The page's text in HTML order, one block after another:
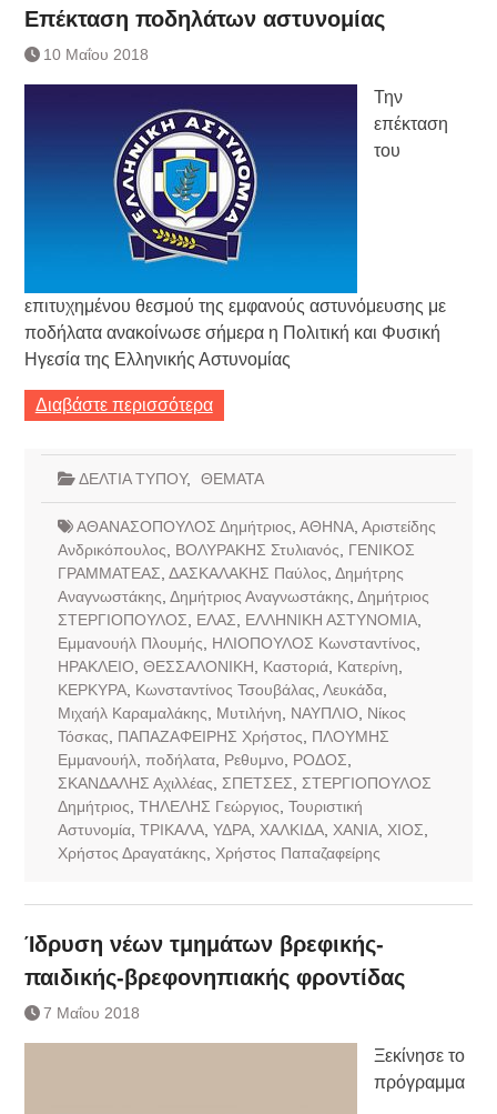
Επέκταση ποδηλάτων αστυνομίας
10 Μαΐου 2018
Την
επέκταση
του
επιτυχημένου θεσμού της εμφανούς αστυνόμευσης με
ποδήλατα ανακοίνωσε σήμερα η Πολιτική και Φυσική
Ηγεσία της Ελληνικής Αστυνομίας
Διαβάστε περισσότερα
ΔΕΛΤΙΑ ΤΥΠΟΥ, ΘΕΜΑΤΑ
ΑΘΑΝΑΣΟΠΟΥΛΟΣ Δημήτριος ΑΘΗΝΑ, Αριστείδης
Ανδρικόπουλος
ΒΟΛΥΡΑΚΗΣ Στυλιανός
ΓΕΝΙΚΟΣ
ΓΡΑΜΜΑΤΕΑΣ ΔΑΣΚΑΛΑΚΗΣ Παύλος Δημήτρης
Αναγνωστάκης Δημήτριος Αναγνωστάκης Δημήτριος
ΣΤΕΡΓΙΟΠΟΥΛΟΣ
ΕΛΑΣ ΕΛΛΗΝΙΚΗ ΑΣΤΥΝΟΜΙΑ,
Εμμανουήλ Πλουμής
ΗΛΙΟΠΟΥΛΟΣ Κωνσταντίνος
ΗΡΑΚΛΕΙΟ ΘΕΣΣΑΛΟΝΙΚΗ Καστοριά, Κατερίνη
ΚΕΡΚΥΡΑ, Κωνσταντίνος Τσουβάλας Λευκάδα,
Μιχαήλ Καραμαλάκης
Μυτιλήνη ΝΑΥΠΛΙΟ
Νίκος
Τόσκας
ΠΑΠΑΖΑΦΕΙΡΗΣ Χρήστος
ΠΛΟΥΜΗΣ
Εμμανουήλ, ποδήλατα, Ρεθυμνο ΡΟΔΟΣ
ΣΚΑΝΔΑΛΗΣ Αχιλλέας
ΣΠΕΤΣΕΣ
ΣΤΕΡΓΙΟΠΟΥΛΟΣ
Δημήτριος ΤΗΛΕΛΗΣ Γεώργιος Τουριστική
Αστυνομία, ΤΡΙΚΑΛΑ, ΥΔΡΑ, ΧΑΛΚΙΔΑ, ΧΑΝΙΑ, ΧΙΟΣ
Χρήστος Δραγατάκης
Χρήστος Παπαζαφείρης
Ίδρυση νέων τμημάτων βρεφικής-
παιδικής-βρεφονηπιακής φροντίδας
7 Μαΐου 2018
Ξεκίνησε το
πρόγραμμα